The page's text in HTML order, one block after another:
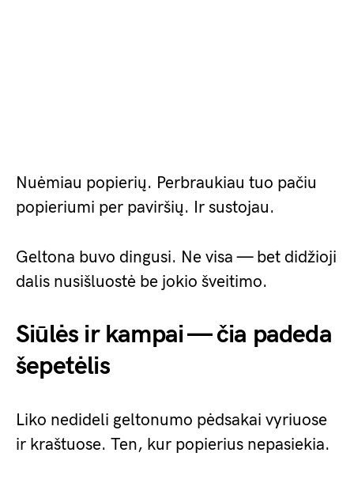
Nuėmiau popierių. Perbraukiau tuo pačiu
popieriumi per paviršių. Ir sustojau.
Geltona buvo dingusi. Ne visa — bet didžioji
dalis nusišluostė be jokio šveitimo.
Siūlės ir kampai — čia padeda
šepetėlis
Liko nedideli geltonumo pėdsakai vyriuose
ir kraštuose. Ten, kur popierius nepasiekia.